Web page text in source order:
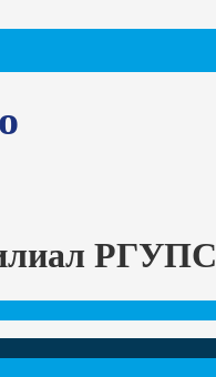
РГУПС